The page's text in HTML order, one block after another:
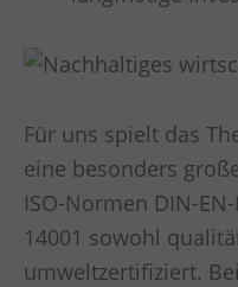
Für uns spielt das
eine besonders
ISO-Normen DIN-
14001 sowohl
umweltzertifiziert.